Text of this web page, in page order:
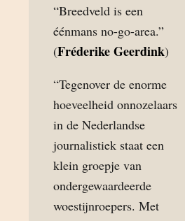
“Breedveld is een
éénmans no-go-area.”
(Fréderike Geerdink)
“Tegenover de enorme
hoeveelheid onnozelaars
in de Nederlandse
journalistiek staat een
klein groepje van
ondergewaardeerde
woestijnroepers. Met